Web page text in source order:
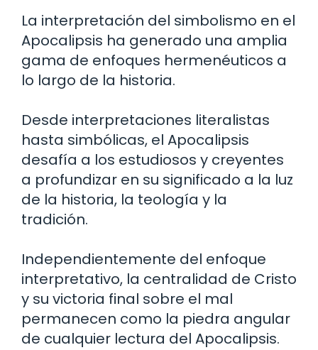
La interpretación del simbolismo en el
Apocalipsis ha generado una amplia
gama de enfoques hermenéuticos a
lo largo de la historia.
Desde interpretaciones literalistas
hasta simbólicas, el Apocalipsis
desafía a los estudiosos y creyentes
a profundizar en su significado a la luz
de la historia, la teología y la
tradición.
Independientemente del enfoque
interpretativo, la centralidad de Cristo
y su victoria final sobre el mal
permanecen como la piedra angular
de cualquier lectura del Apocalipsis.